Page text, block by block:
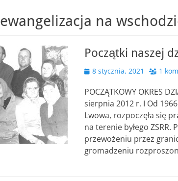
ewangelizacja na
Początki naszej
Opublikowano
8 stycznia, 2021 1
POCZĄTKOWY OKRES
sierpnia 2012 r. I Od
Lwowa, rozpoczęła się
na terenie byłego
przewożeniu przez
gromadzeniu